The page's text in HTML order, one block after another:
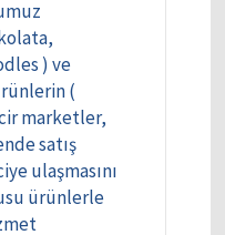
) ve
(
marketler,
satış
ulaşmasını
ürünlerle